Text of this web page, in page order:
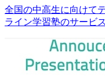
全国の中高生に向けて
ライン学習塾のサービ